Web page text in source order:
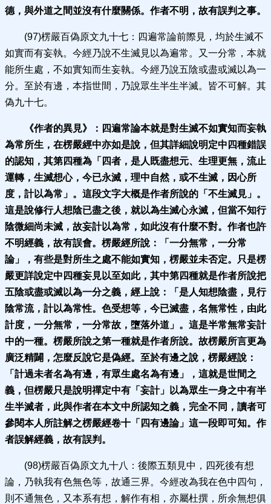
德，與外道之間並沒有什麼關係。作者不明，故有誤判之事。
(97)楞嚴百偽原文九十七：四遍常論前際見，均於生滅不
如實而有妄執。今經乃說不生滅見以為遍常。又一分常，本就
能所生處，不如實知而生妄執。今經乃說五陰或盡或滅以為一
分。至於有邊，本指世間，乃說眾生半生半滅。皆不可解。其
偽九十七。
《作者的異見》： 四遍常論本就是對生滅不如實知而妄執
為常所生，在楞嚴經中亦如是說，但其詳細說明定中四種錯誤
的認知， 其第四種為「四者，是人既盡想元、生理更無，流止
運轉，生滅想心，今已永滅，理中自然，或不生滅，因心所
度，計以為常」。這段文字大概是作者所說的「不生滅見」。
這是說修行人想陰已盡之後，就以為生滅心永滅，但當不知行
陰微細尚未滅，故妄計以為常，如此沒有什麼不對。作者也許
不明經義，故有誤會。楞嚴經所說：「一分無常，一分常
論」，有些是對所生之處不能如實知，楞嚴並未否定。只是楞
嚴更詳說定中四種妄見以至如此，其中第四種就是作者所說把
五陰或盡或滅以為一分之義，經上說：「是人知想陰盡，見行
陰常流，計以為常性。色受想等，今已滅盡，名無常性，由此
計度，一分無常，一分常故，墮落外道」。這是半常無常妄計
中的一種。楞嚴所說之第一種就是作者所說。故楞嚴所言更為
廣泛精闢，怎麼反說它是偽經。至於有邊之說，楞嚴經說：
「計過未者名為有邊，有眾生處名為有邊」，這就是世間之
義，但楞嚴只是說明禪定中有「妄計」以為眾生一身之中有半
生半滅者，此與作者在本文中所認知之義，完全不同，讀者可
參閱本人所註解之楞嚴經卷十「四有邊論」這一段即可知。作
者誤解經義，故有誤判。
(98)楞嚴百偽原文九十八：後際五類見中，四死後有想
論，乃執我有色無色等，故通三界。今經改為我在色中四句，
則不通無色，又本系有想，解作有相，亦屬杜撰，所余無想俱